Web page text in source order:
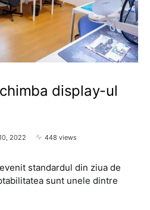
display-ul
2022
448 views
standardul din ziua de
sunt unele dintre